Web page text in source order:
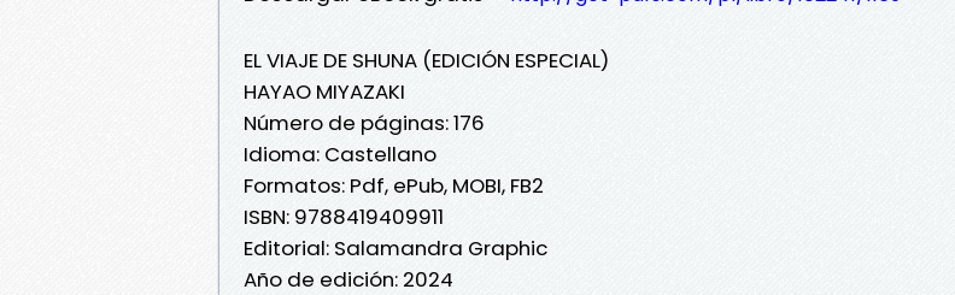
EL VIAJE DE SHUNA (EDICIÓN ESPECIAL)
HAYAO MIYAZAKI
Número de páginas: 176
Idioma: Castellano
Formatos: Pdf, ePub, MOBI, FB2
ISBN: 9788419409911
Editorial: Salamandra Graphic
Año de edición: 2024